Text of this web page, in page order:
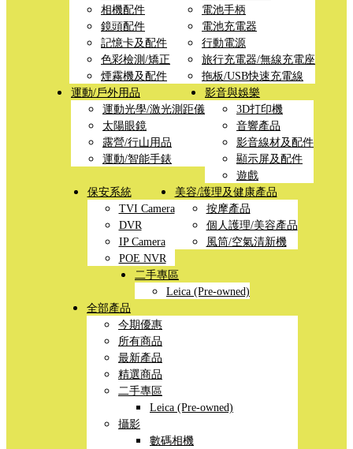
相機配件
鏡頭配件
記憶卡及配件
色彩檢測/矯正
煙霧機及配件
電池手柄
電池充電器
行動電源
旅行充電器/無線充電座
拖板/USB快速充電線
運動/戶外用品
運動光學/激光測距儀
太陽眼鏡
露營/行山用品
運動/智能手錶
影音與娛樂
3D打印機
音響產品
影音線材及配件
顯示屏及配件
遊戲
保安系統
TVI Camera
DVR
IP Camera
POE NVR
美容/護理及健康產品
按摩產品
個人護理/美容產品
風筒/空氣清新機
二手專區
Leica (Pre-owned)
全部產品
今期優惠
所有商品
最新產品
精選商品
二手專區
Leica (Pre-owned)
攝影
數碼相機